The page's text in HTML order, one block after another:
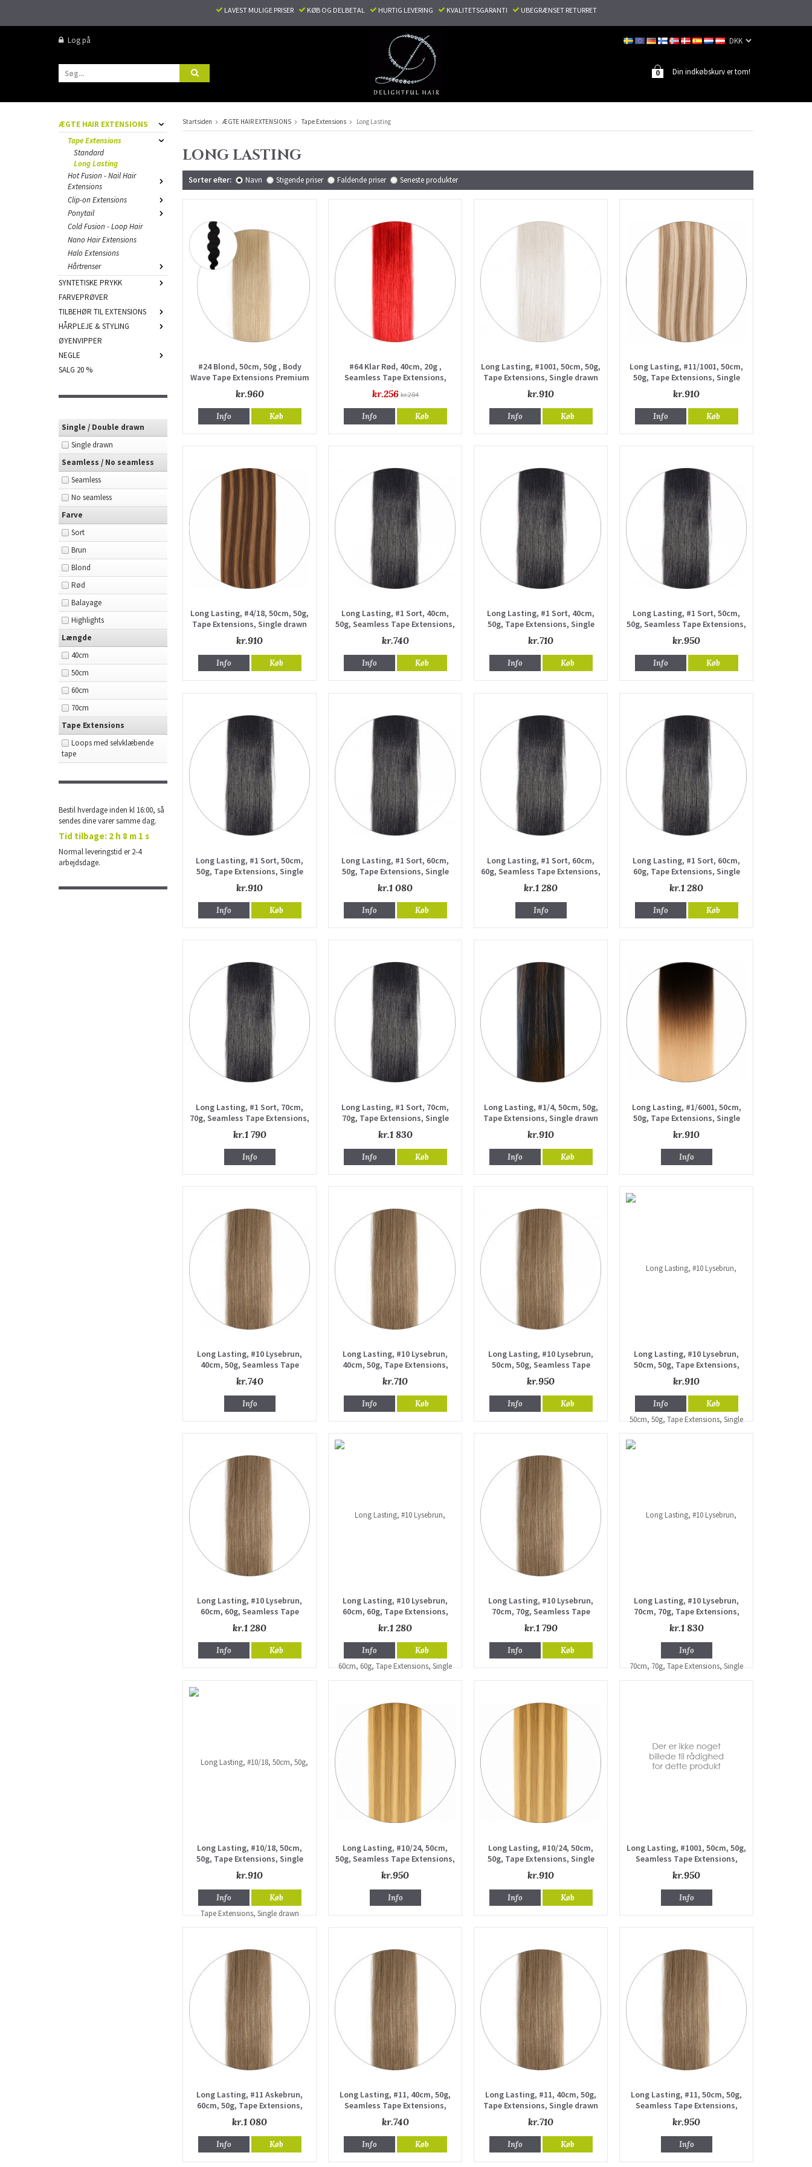
LAVEST MULIGE PRISER KØB OG DELBETAL HURTIG LEVERING KVALITETSGARANTI UBEGRÆNSET RETURRET
Log på
Din indkøbskurv er tom!
0
ÆGTE HAIR EXTENSIONS
Tape Extensions
Standard
Long Lasting
Hot Fusion - Nail Hair
Extensions
Clip-on Extensions
Ponytail
Cold Fusion - Loop Hair
Nano Hair Extensions
Halo Extensions
Hårtrenser
SYNTETISKE PRYKK
FARVEPRØVER
TILBEHØR TIL EXTENSIONS
HÅRPLEJE & STYLING
ØYENVIPPER
NEGLE
SALG 20 %
Single / Double drawn
Single drawn
Seamless / No seamless
Seamless
No seamless
Farve
Sort
Brun
Blond
Rød
Balayage
Highlights
Længde
40cm
50cm
60cm
70cm
Tape Extensions
Loops med selvklæbende
tape
Bestil hverdage inden kl 16:00, så
sendes dine varer samme dag.
Tid tilbage: 2 h 7 m 59 s
Normal leveringstid er 2-4
arbejdsdage.
Startsiden ÆGTE HAIR EXTENSIONS Tape Extensions Long Lasting
LONG LASTING
Sorter efter: Navn Stigende priser Faldende priser Seneste produkter
#24 Blond, 50cm, 50g , Body
Wave Tape Extensions Premium
kr.960
Info Køb
#64 Klar Rød, 40cm, 20g ,
Seamless Tape Extensions,
Single drawn
kr.256 kr.284
Info Køb
Long Lasting, #1001, 50cm, 50g,
Tape Extensions, Single drawn
kr.910
Info Køb
Long Lasting, #11/1001, 50cm,
50g, Tape Extensions, Single
drawn
kr.910
Info Køb
Long Lasting, #4/18, 50cm, 50g,
Tape Extensions, Single drawn
kr.910
Info Køb
Long Lasting, #1 Sort, 40cm,
50g, Seamless Tape Extensions,
Single drawn
kr.740
Info Køb
Long Lasting, #1 Sort, 40cm,
50g, Tape Extensions, Single
drawn
kr.710
Info Køb
Long Lasting, #1 Sort, 50cm,
50g, Seamless Tape Extensions,
Single drawn
kr.950
Info Køb
Long Lasting, #1 Sort, 50cm,
50g, Tape Extensions, Single
drawn
kr.910
Info Køb
Long Lasting, #1 Sort, 60cm,
50g, Tape Extensions, Single
kr.1 080
Info Køb
Long Lasting, #1 Sort, 60cm,
60g, Seamless Tape Extensions,
Single drawn
kr.1 280
Info
Long Lasting, #1 Sort, 60cm,
60g, Tape Extensions, Single
kr.1 280
Info Køb
Long Lasting, #1 Sort, 70cm,
70g, Seamless Tape Extensions,
Single drawn
kr.1 790
Info
Long Lasting, #1 Sort, 70cm,
70g, Tape Extensions, Single
drawn
kr.1 830
Info Køb
Long Lasting, #1/4, 50cm, 50g,
Tape Extensions, Single drawn
kr.910
Info Køb
Long Lasting, #1/6001, 50cm,
50g, Tape Extensions, Single
drawn
kr.910
Info
Long Lasting, #10 Lysebrun,
40cm, 50g, Seamless Tape
Extensions, Single drawn
kr.740
Info
Long Lasting, #10 Lysebrun,
40cm, 50g, Tape Extensions,
Single drawn
kr.710
Info Køb
Long Lasting, #10 Lysebrun,
50cm, 50g, Seamless Tape
Extensions, Single drawn
kr.950
Info Køb
Long Lasting, #10 Lysebrun,
50cm, 50g, Tape Extensions,
Single drawn
kr.910
Info Køb
Long Lasting, #10 Lysebrun,
60cm, 60g, Seamless Tape
Extensions, Single drawn
kr.1 280
Info Køb
Long Lasting, #10 Lysebrun,
60cm, 60g, Tape Extensions,
Single drawn
kr.1 280
Info Køb
Long Lasting, #10 Lysebrun,
70cm, 70g, Seamless Tape
Extensions, Single drawn
kr.1 790
Info Køb
Long Lasting, #10 Lysebrun,
70cm, 70g, Tape Extensions,
Single drawn
kr.1 830
Info
Long Lasting, #10/18, 50cm,
50g, Tape Extensions, Single
drawn
kr.910
Info Køb
Long Lasting, #10/24, 50cm,
50g, Seamless Tape Extensions,
Single drawn
kr.950
Info
Long Lasting, #10/24, 50cm,
50g, Tape Extensions, Single
drawn
kr.910
Info Køb
Long Lasting, #1001, 50cm, 50g,
Seamless Tape Extensions,
Single drawn
kr.950
Info
Long Lasting, #11 Askebrun,
60cm, 50g, Tape Extensions,
Single drawn
kr.1 080
Info Køb
Long Lasting, #11, 40cm, 50g,
Seamless Tape Extensions,
Single drawn
kr.740
Info Køb
Long Lasting, #11, 40cm, 50g,
Tape Extensions, Single drawn
kr.710
Info Køb
Long Lasting, #11, 50cm, 50g,
Seamless Tape Extensions,
Single drawn
kr.950
Info